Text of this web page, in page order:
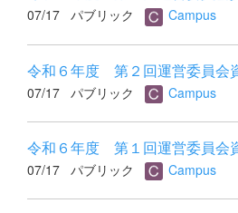
に、心より感謝申し上げます。
07/17 パブリック Campus
令和６年度 第２回運営委員会
07/17 パブリック Campus
令和６年度 第１回運営委員会
07/17 パブリック Campus